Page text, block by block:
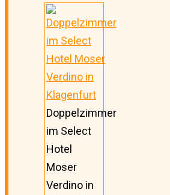
Doppelzimmer
im Select
Hotel
Moser
Verdino in